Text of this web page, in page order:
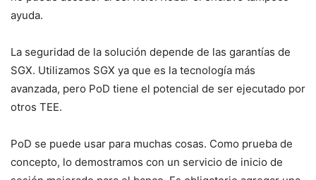
ayuda.
La seguridad de la solución depende de las garantías de
SGX. Utilizamos SGX ya que es la tecnología más
avanzada, pero PoD tiene el potencial de ser ejecutado por
otros TEE.
PoD se puede usar para muchas cosas. Como prueba de
concepto, lo demostramos con un servicio de inicio de